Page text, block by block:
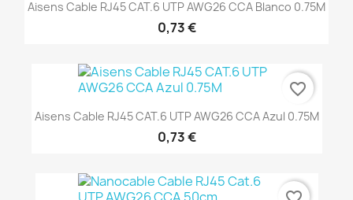
Aisens Cable RJ45 CAT.6 UTP AWG26 CCA Blanco 0.75M
0,73 €
Aisens Cable RJ45 CAT.6 UTP AWG26 CCA Azul 0.75M
0,73 €
favorite_border